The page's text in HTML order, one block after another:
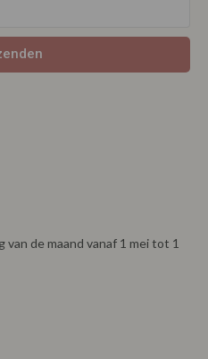
de maand vanaf 1 mei tot 1